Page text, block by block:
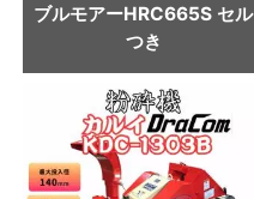
ブルモアーHRC665S セル
つき